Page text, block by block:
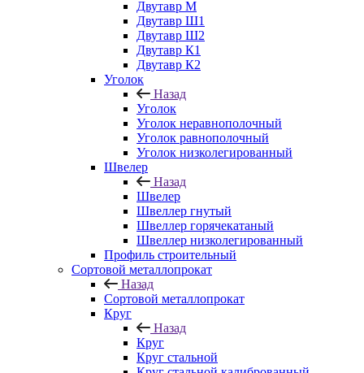
Двутавр М
Двутавр Ш1
Двутавр Ш2
Двутавр К1
Двутавр К2
Уголок
Назад
Уголок
Уголок неравнополочный
Уголок равнополочный
Уголок низколегированный
Швелер
Назад
Швелер
Швеллер гнутый
Швеллер горячекатаный
Швеллер низколегированный
Профиль строительный
Сортовой металлопрокат
Назад
Сортовой металлопрокат
Круг
Назад
Круг
Круг стальной